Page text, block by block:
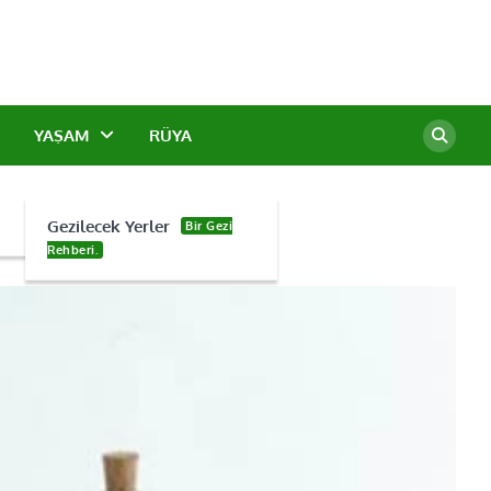
YAŞAM
Gezilecek Yerler
Bir Gezi
Rehberi.
RÜYA